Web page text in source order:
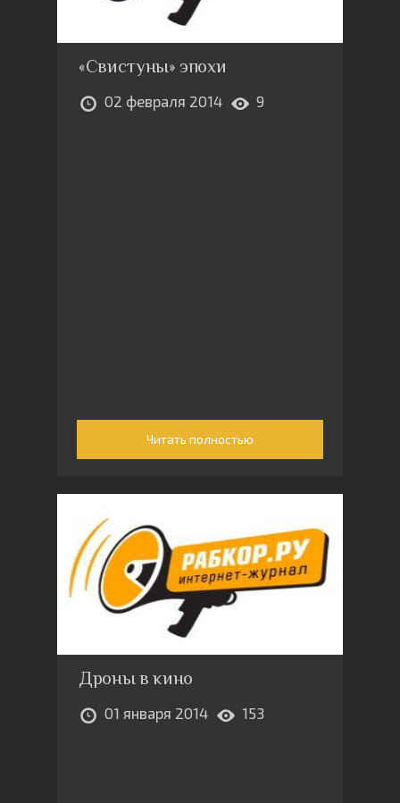
«Свистуны» эпохи
02 февраля 2014 9
Читать полностью
Дроны в кино
01 января 2014 153